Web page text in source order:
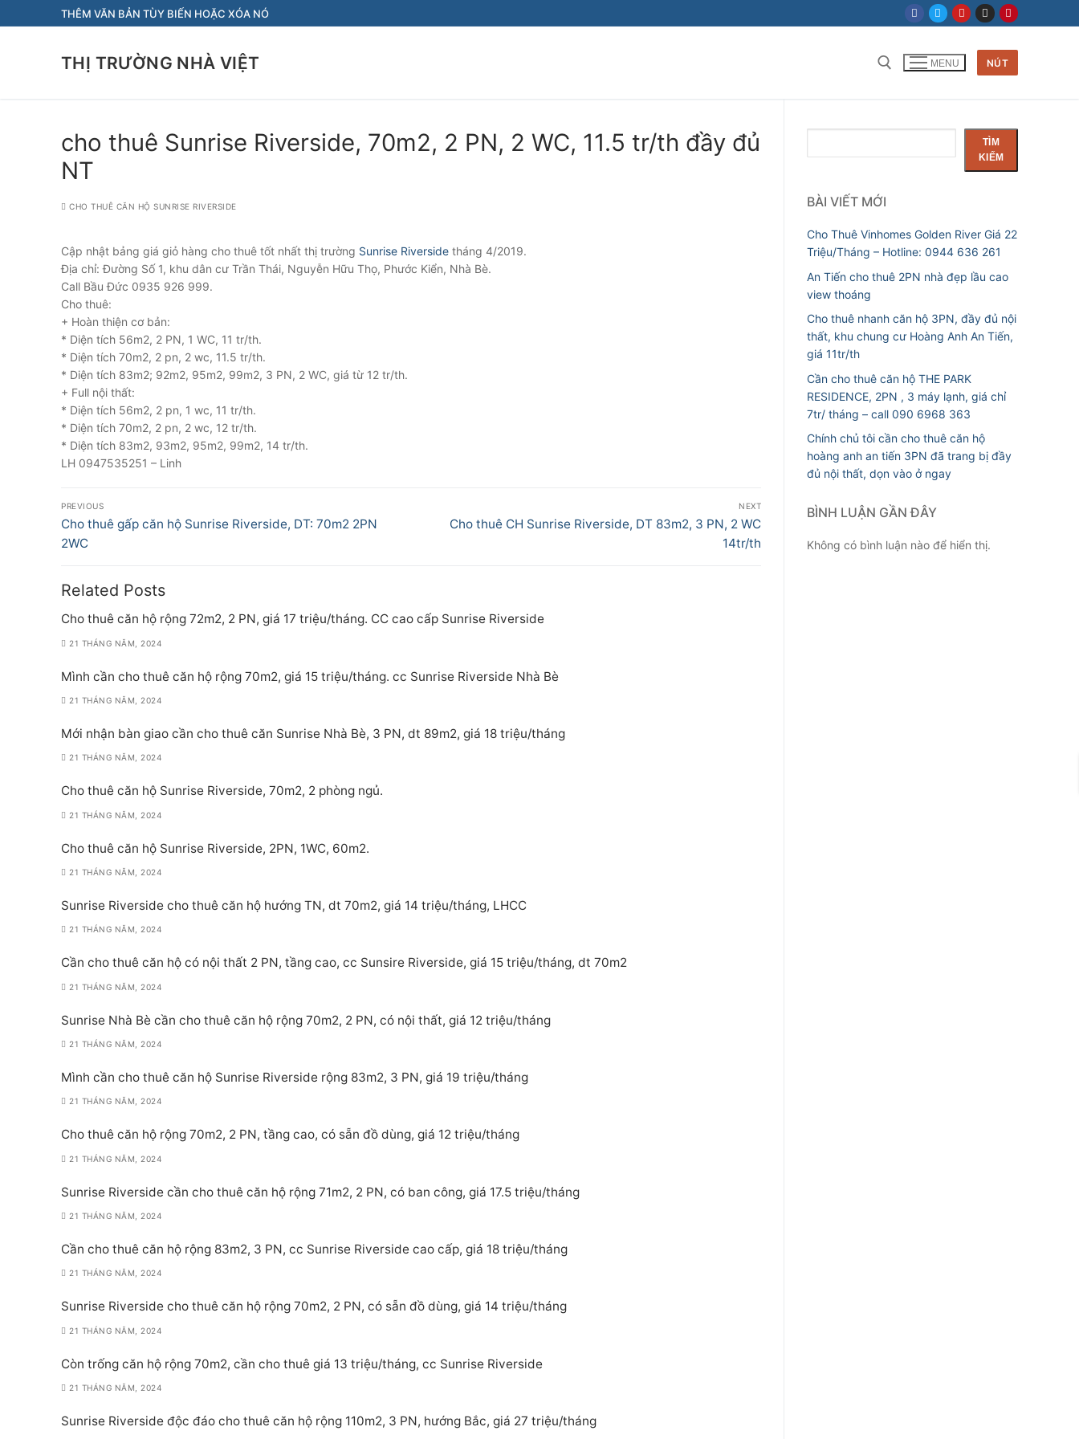
đến
THÊM VĂN BẢN TÙY BIẾN HOẶC XÓA NÓ
THỊ TRƯỜNG NHÀ VIỆT
Tìm kiếm cho:
MENU NÚT
cho thuê Sunrise Riverside, 70m2, 2 PN, 2 WC, 11.5 tr/th đầy đủ
NT
CHO THUÊ CĂN HỘ SUNRISE RIVERSIDE
Cập nhật bảng giá giỏ hàng cho thuê tốt nhất thị trường Sunrise Riverside tháng 4/2019.
Địa chỉ: Đường Số 1, khu dân cư Trần Thái, Nguyễn Hữu Thọ, Phước Kiển, Nhà Bè.
Call Bầu Đức 0935 926 999.
Cho thuê:
+ Hoàn thiện cơ bản:
* Diện tích 56m2, 2 PN, 1 WC, 11 tr/th.
* Diện tích 70m2, 2 pn, 2 wc, 11.5 tr/th.
* Diện tích 83m2; 92m2, 95m2, 99m2, 3 PN, 2 WC, giá từ 12 tr/th.
+ Full nội thất:
* Diện tích 56m2, 2 pn, 1 wc, 11 tr/th.
* Diện tích 70m2, 2 pn, 2 wc, 12 tr/th.
* Diện tích 83m2, 93m2, 95m2, 99m2, 14 tr/th.
LH 0947535251 – Linh
Điều
hướng
bài
viết
PREVIOUS
Previous
post:
Cho thuê gấp căn hộ Sunrise Riverside, DT: 70m2 2PN
2WC
NEXT
Next
Cho thuê CH Sunrise Riverside, DT 83m2, 3 PN, 2 WC
14tr/th
Related Posts
Cho thuê căn hộ rộng 72m2, 2 PN, giá 17 triệu/tháng. CC cao cấp Sunrise Riverside
21 THÁNG NĂM, 2024
Mình cần cho thuê căn hộ rộng 70m2, giá 15 triệu/tháng. cc Sunrise Riverside Nhà Bè
21 THÁNG NĂM, 2024
Mới nhận bàn giao cần cho thuê căn Sunrise Nhà Bè, 3 PN, dt 89m2, giá 18 triệu/tháng
21 THÁNG NĂM, 2024
Cho thuê căn hộ Sunrise Riverside, 70m2, 2 phòng ngủ.
21 THÁNG NĂM, 2024
Cho thuê căn hộ Sunrise Riverside, 2PN, 1WC, 60m2.
21 THÁNG NĂM, 2024
Sunrise Riverside cho thuê căn hộ hướng TN, dt 70m2, giá 14 triệu/tháng, LHCC
21 THÁNG NĂM, 2024
Cần cho thuê căn hộ có nội thất 2 PN, tầng cao, cc Sunsire Riverside, giá 15 triệu/tháng, dt 70m2
21 THÁNG NĂM, 2024
Sunrise Nhà Bè cần cho thuê căn hộ rộng 70m2, 2 PN, có nội thất, giá 12 triệu/tháng
21 THÁNG NĂM, 2024
Mình cần cho thuê căn hộ Sunrise Riverside rộng 83m2, 3 PN, giá 19 triệu/tháng
21 THÁNG NĂM, 2024
Cho thuê căn hộ rộng 70m2, 2 PN, tầng cao, có sẵn đồ dùng, giá 12 triệu/tháng
21 THÁNG NĂM, 2024
Sunrise Riverside cần cho thuê căn hộ rộng 71m2, 2 PN, có ban công, giá 17.5 triệu/tháng
21 THÁNG NĂM, 2024
Cần cho thuê căn hộ rộng 83m2, 3 PN, cc Sunrise Riverside cao cấp, giá 18 triệu/tháng
21 THÁNG NĂM, 2024
Sunrise Riverside cho thuê căn hộ rộng 70m2, 2 PN, có sẵn đồ dùng, giá 14 triệu/tháng
21 THÁNG NĂM, 2024
Còn trống căn hộ rộng 70m2, cần cho thuê giá 13 triệu/tháng, cc Sunrise Riverside
21 THÁNG NĂM, 2024
Sunrise Riverside độc đáo cho thuê căn hộ rộng 110m2, 3 PN, hướng Bắc, giá 27 triệu/tháng
kiếm
TÌM
KIẾM
BÀI VIẾT MỚI
Cho Thuê Vinhomes Golden River Giá 22
Triệu/Tháng – Hotline: 0944 636 261
An Tiến cho thuê 2PN nhà đẹp lầu cao
view thoáng
Cho thuê nhanh căn hộ 3PN, đầy đủ nội
thất, khu chung cư Hoàng Anh An Tiến,
giá 11tr/th
Cần cho thuê căn hộ THE PARK
RESIDENCE, 2PN , 3 máy lạnh, giá chỉ
7tr/ tháng – call 090 6968 363
Chính chủ tôi cần cho thuê căn hộ
hoàng anh an tiến 3PN đã trang bị đầy
đủ nội thất, dọn vào ở ngay
BÌNH LUẬN GẦN ĐÂY
Không có bình luận nào để hiển thị.